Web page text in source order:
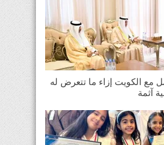
مع الكويت إزاء ما تتعرض له
آثمة